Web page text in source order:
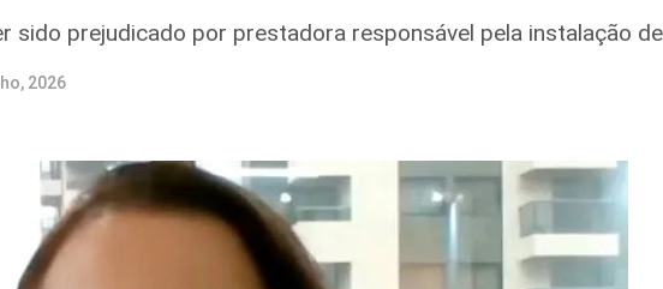
sido prejudicado por prestadora responsável pela instalação
2026